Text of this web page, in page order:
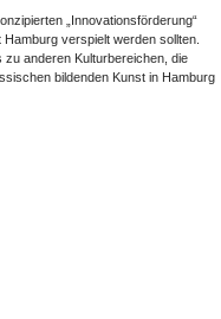
„Innovationsförderung“
verspielt werden sollten.
anderen Kulturbereichen, die
bildenden Kunst in Hamburg